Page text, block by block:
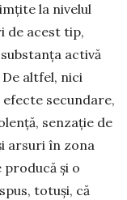
la nivelul
de acest tip,
activă
altfel, nici
secundare,
senzație de
arsuri în zona
și o
totuși, că